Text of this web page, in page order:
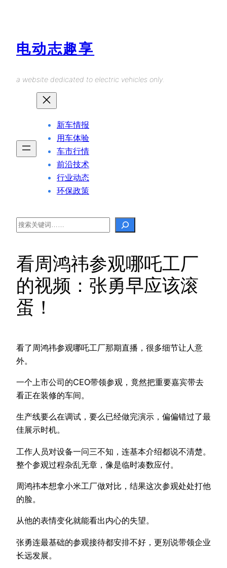
电动志趣享
a website dedicated to electric vehicles only.
新车情报
用车体验
车市行情
前沿技术
行业动态
环保政策
Search
看周鸿祎参观哪吒工厂
的视频：张勇早应该滚
蛋！
看了周鸿祎参观哪吒工厂那期直播，很多细节让人意
外。
一个上市公司的CEO带领参观，竟然把重要嘉宾带去
看正在装修的车间。
生产线要么在调试，要么已经做完演示，偏偏错过了最
佳展示时机。
工作人员对设备一问三不知，连基本介绍都说不清楚。
整个参观过程杂乱无章，像是临时凑数应付。
周鸿祎本想拿小米工厂做对比，结果这次参观处处打他
的脸。
从他的表情变化就能看出内心的失望。
张勇连最基础的参观接待都安排不好，更别说带领企业
长远发展。